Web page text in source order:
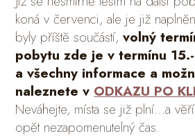
koná v červenci, ale je již
byly příště součástí,volný
pobytu zde je v termínu
a všechny informace a
naleznete vODKAZU PO
Neváhejte, místa se již plní…a
opět nezapomenutelný čas.